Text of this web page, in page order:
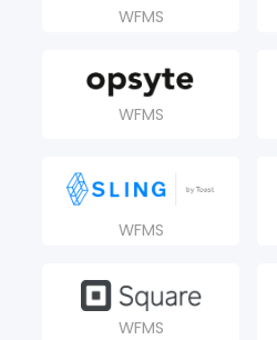
WFMS
WFMS
WFMS
WFMS